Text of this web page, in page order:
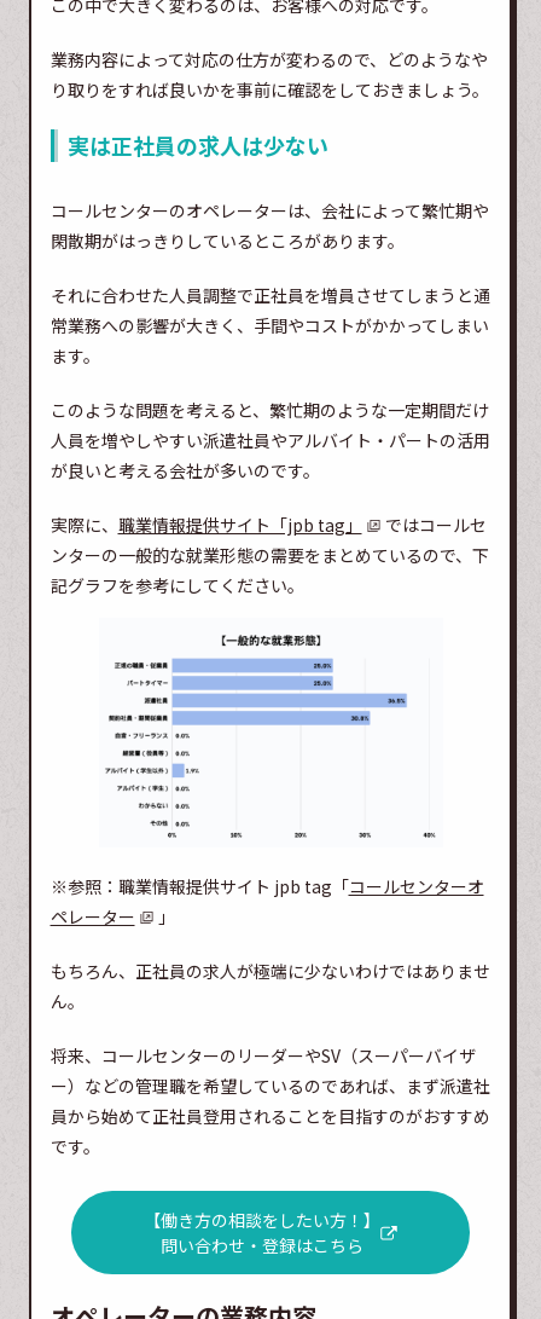
業務内容によって対応の仕方が変わるので、どのようなや
り取りをすれば良いかを事前に確認をしておきましょう。
実は正社員の求人は少ない
コールセンターのオペレーターは、会社によって繁忙期や
閑散期がはっきりしているところがあります。
それに合わせた人員調整で正社員を増員させてしまうと通
常業務への影響が大きく、手間やコストがかかってしまい
ます。
このような問題を考えると、繁忙期のような一定期間だけ
人員を増やしやすい派遣社員やアルバイト・パートの活用
が良いと考える会社が多いのです。
実際に、 職業情報提供サイト「jpb tag」
ではコールセ
ンターの一般的な就業形態の需要をまとめているので、下
記グラフを参考にしてください。
※参照：職業情報提供サイト jpb tag「コールセンターオ
ペレーター
」
もちろん、正社員の求人が極端に少ないわけではありませ
ん。
将来、コールセンターのリーダーやSV（スーパーバイザ
ー）などの管理職を希望しているのであれば、まず派遣社
員から始めて正社員登用されることを目指すのがおすすめ
です。
【働き方の相談をしたい方！】
問い合わせ・登録はこちら